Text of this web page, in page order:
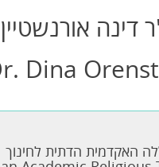
דינה אורנשטיין
Dina
האקדמית הדתית לחינוך